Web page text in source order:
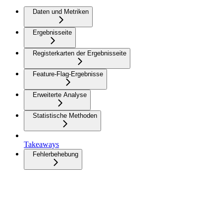
Daten und Metriken
Ergebnisseite
Registerkarten der Ergebnisseite
Feature-Flag-Ergebnisse
Erweiterte Analyse
Statistische Methoden
Takeaways
Fehlerbehebung